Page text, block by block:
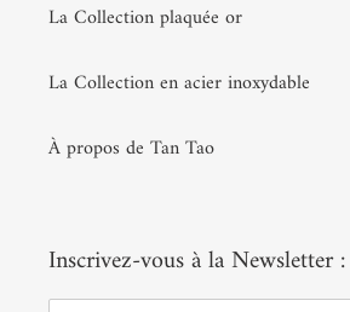
La Collection plaquée or
La Collection en acier inoxydable
À propos de Tan Tao
Inscrivez-vous à la Newsletter :